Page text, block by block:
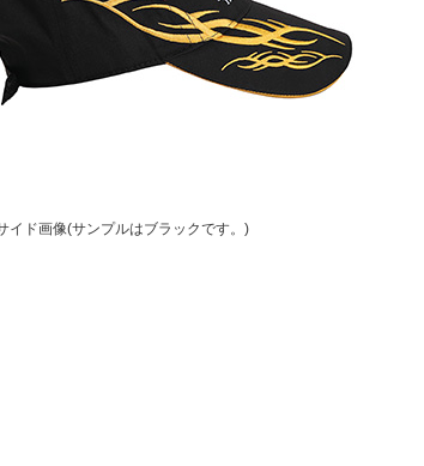
イド画像(サンプルはブラックです。)